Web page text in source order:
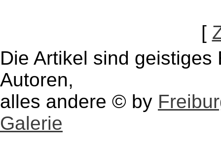
[
Die Artikel sind
Autoren,
alles andere © by
Galerie